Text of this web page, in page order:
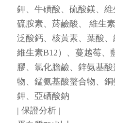
鉀、牛磺酸、硫酸鎂、
硫胺素、菸鹼酸、 維生
泛酸鈣、核黃素、葉酸、
維生素B12）、蔓越莓、
膠、氯化膽鹼、鋅氨基
物、錳氨基酸螯合物、
鉀、亞硒酸鈉
| 保證分析 |